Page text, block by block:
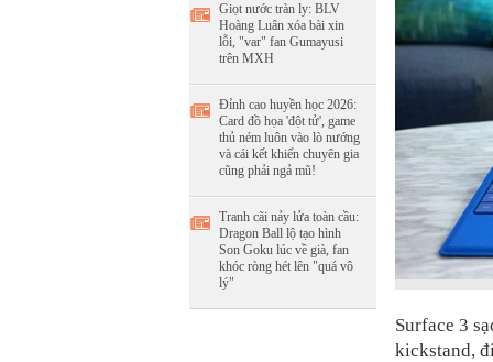
Giọt nước tràn ly: BLV
Hoàng Luân xóa bài xin
lỗi, "var" fan Gumayusi
trên MXH
Đỉnh cao huyền học 2026:
Card đồ họa 'đột tử', game
thủ ném luôn vào lò nướng
và cái kết khiến chuyên gia
cũng phải ngả mũ!
Tranh cãi nảy lửa toàn cầu:
Dragon Ball lộ tạo hình
Son Goku lúc về già, fan
khóc ròng hét lên "quá vô
lý"
Surface 3
kickstand,